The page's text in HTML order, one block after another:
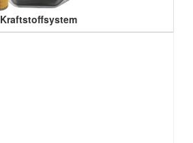
Kraftstoffsystem